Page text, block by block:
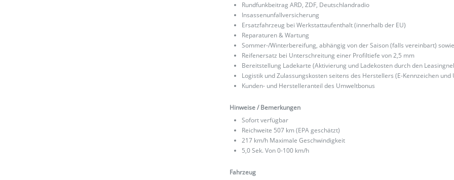
Rundfunkbeitrag ARD, ZDF, Deutschlandradio
Insassenunfallversicherung
Ersatzfahrzeug bei Werkstattaufenthalt (innerhalb der EU)
Reparaturen & Wartung
Sommer-/Winterbereifung, abhängig von der Saison (falls vereinbart)
Reifenersatz bei Unterschreitung einer Profiltiefe von 2,5 mm
Bereitstellung Ladekarte (Aktivierung und Ladekosten durch den
Logistik und Zulassungskosten seitens des Herstellers (E-Kennzeichen
Kunden- und Herstelleranteil des Umweltbonus
Hinweise / Bemerkungen
Sofort verfügbar
Reichweite 507 km (EPA geschätzt)
217 km/h Maximale Geschwindigkeit
5,0 Sek. Von 0-100 km/h
Fahrzeug